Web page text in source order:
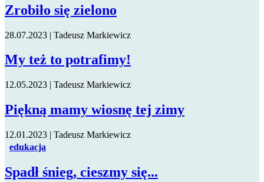
Zrobiło się zielono
28.07.2023 | Tadeusz Markiewicz
My też to potrafimy!
12.05.2023 | Tadeusz Markiewicz
Piękną mamy wiosnę tej zimy
12.01.2023 | Tadeusz Markiewicz
edukacja
Spadł śnieg, cieszmy się...